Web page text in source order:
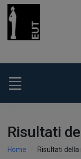
Risultati
Home Risultati della